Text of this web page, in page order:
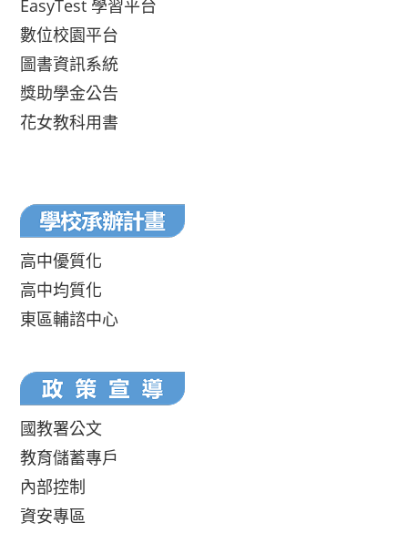
EasyTest 學習平台
數位校園平台
圖書資訊系統
獎助學金公告
花女教科用書
高中優質化
高中均質化
東區輔諮中心
國教署公文
教育儲蓄專戶
內部控制
資安專區